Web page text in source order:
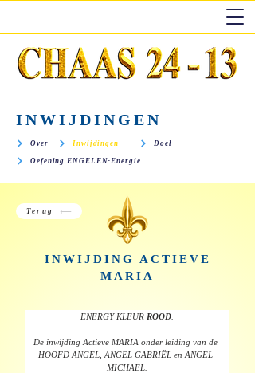
INWIJDINGEN
Over Inwijdingen Doel
Oefening ENGELEN-Energie
INWIJDING ACTIEVE
MARIA
ENERGY KLEUR ROOD.
De inwijding Actieve MARIA onder leiding van de
HOOFD ANGEL, ANGEL GABRIËL en ANGEL
MICHAËL.
Terug